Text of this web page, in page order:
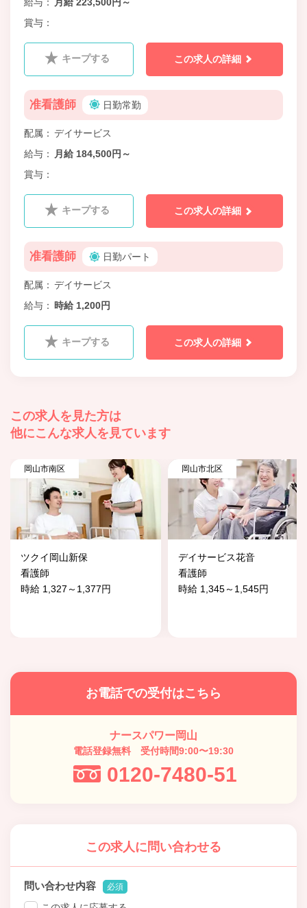
賞与
キープする この求人の詳細
准看護師 日勤常勤
配属
デイサービス
給与
月給 184,500円～
賞与
キープする この求人の詳細
准看護師 日勤パート
配属
デイサービス
給与
時給 1,200円
キープする この求人の詳細
この求人を見た方は
他にこんな求人を見ています
岡山市南区
ツクイ岡山新保
看護師
時給 1,327～1,377円
岡山市北区
デイサービス花音
看護師
時給 1,345～1,545円
お電話での受付はこちら
ナースパワー岡山
電話登録無料 受付時間9:00〜19:30
0120-7480-51
この求人に問い合わせる
問い合わせ内容 必須